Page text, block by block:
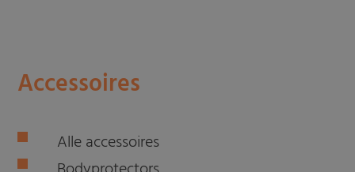
Accessoires
Alle accessoires